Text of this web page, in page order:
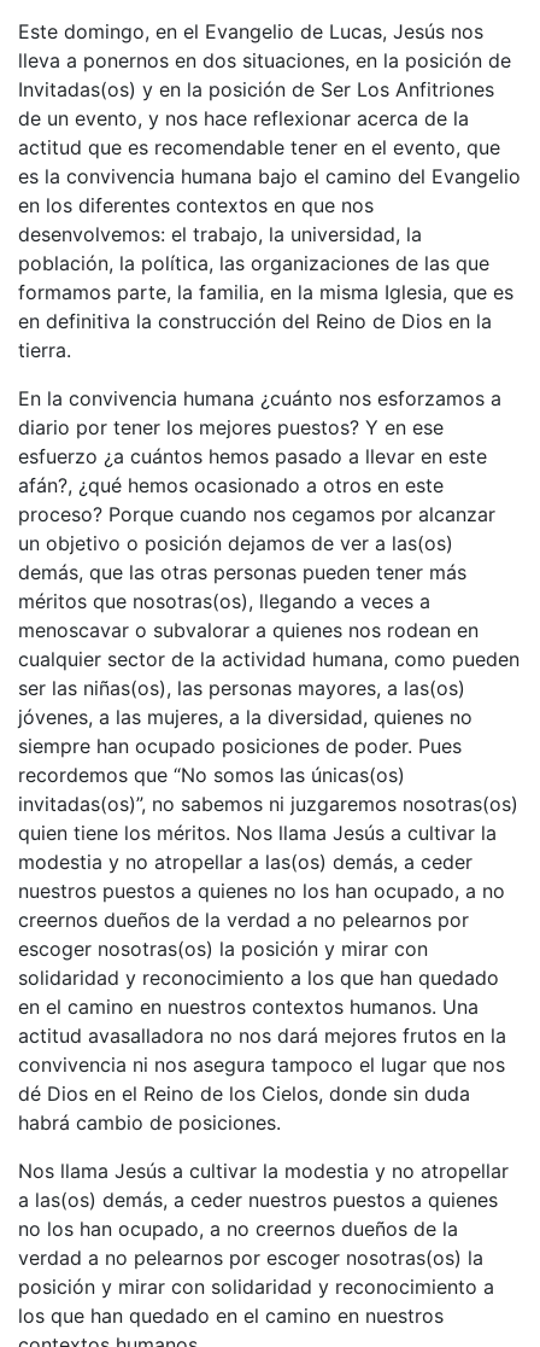
Este domingo, en el Evangelio de Lucas, Jesús nos
lleva a ponernos en dos situaciones, en la posición de
Invitadas(os) y en la posición de Ser Los Anfitriones
de un evento, y nos hace reflexionar acerca de la
actitud que es recomendable tener en el evento, que
es la convivencia humana bajo el camino del Evangelio
en los diferentes contextos en que nos
desenvolvemos: el trabajo, la universidad, la
población, la política, las organizaciones de las que
formamos parte, la familia, en la misma Iglesia, que es
en definitiva la construcción del Reino de Dios en la
tierra.
En la convivencia humana ¿cuánto nos esforzamos a
diario por tener los mejores puestos? Y en ese
esfuerzo ¿a cuántos hemos pasado a llevar en este
afán?, ¿qué hemos ocasionado a otros en este
proceso? Porque cuando nos cegamos por alcanzar
un objetivo o posición dejamos de ver a las(os)
demás, que las otras personas pueden tener más
méritos que nosotras(os), llegando a veces a
menoscavar o subvalorar a quienes nos rodean en
cualquier sector de la actividad humana, como pueden
ser las niñas(os), las personas mayores, a las(os)
jóvenes, a las mujeres, a la diversidad, quienes no
siempre han ocupado posiciones de poder. Pues
recordemos que “No somos las únicas(os)
invitadas(os)”, no sabemos ni juzgaremos nosotras(os)
quien tiene los méritos. Nos llama Jesús a cultivar la
modestia y no atropellar a las(os) demás, a ceder
nuestros puestos a quienes no los han ocupado, a no
creernos dueños de la verdad a no pelearnos por
escoger nosotras(os) la posición y mirar con
solidaridad y reconocimiento a los que han quedado
en el camino en nuestros contextos humanos. Una
actitud avasalladora no nos dará mejores frutos en la
convivencia ni nos asegura tampoco el lugar que nos
dé Dios en el Reino de los Cielos, donde sin duda
habrá cambio de posiciones.
Nos llama Jesús a cultivar la modestia y no atropellar
a las(os) demás, a ceder nuestros puestos a quienes
no los han ocupado, a no creernos dueños de la
verdad a no pelearnos por escoger nosotras(os) la
posición y mirar con solidaridad y reconocimiento a
los que han quedado en el camino en nuestros